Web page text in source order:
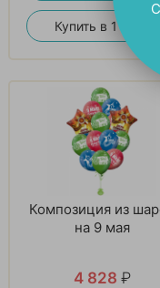
Купить в 1 клик
Композиция из
на 9 мая
4 828 ₽